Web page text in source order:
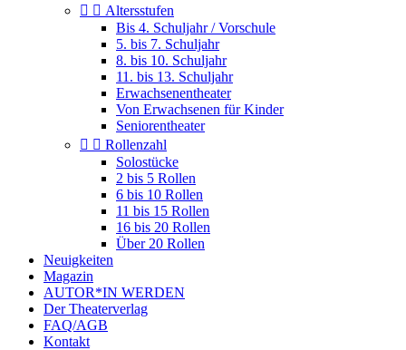
  Altersstufen
Bis 4. Schuljahr / Vorschule
5. bis 7. Schuljahr
8. bis 10. Schuljahr
11. bis 13. Schuljahr
Erwachsenentheater
Von Erwachsenen für Kinder
Seniorentheater
  Rollenzahl
Solostücke
2 bis 5 Rollen
6 bis 10 Rollen
11 bis 15 Rollen
16 bis 20 Rollen
Über 20 Rollen
Neuigkeiten
Magazin
AUTOR*IN WERDEN
Der Theaterverlag
FAQ/AGB
Kontakt